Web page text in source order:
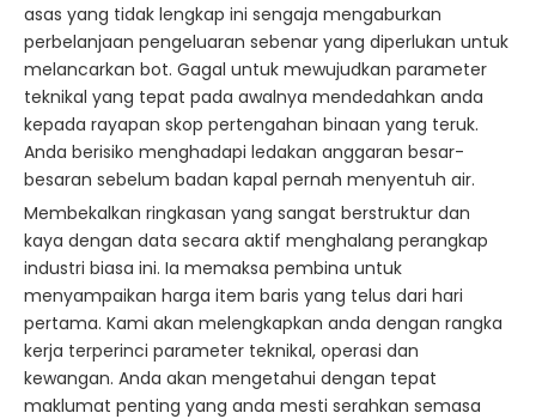
asas yang tidak lengkap ini sengaja mengaburkan
perbelanjaan pengeluaran sebenar yang diperlukan untuk
melancarkan bot. Gagal untuk mewujudkan parameter
teknikal yang tepat pada awalnya mendedahkan anda
kepada rayapan skop pertengahan binaan yang teruk.
Anda berisiko menghadapi ledakan anggaran besar-
besaran sebelum badan kapal pernah menyentuh air.
Membekalkan ringkasan yang sangat berstruktur dan
kaya dengan data secara aktif menghalang perangkap
industri biasa ini. Ia memaksa pembina untuk
menyampaikan harga item baris yang telus dari hari
pertama. Kami akan melengkapkan anda dengan rangka
kerja terperinci parameter teknikal, operasi dan
kewangan. Anda akan mengetahui dengan tepat
maklumat penting yang anda mesti serahkan semasa